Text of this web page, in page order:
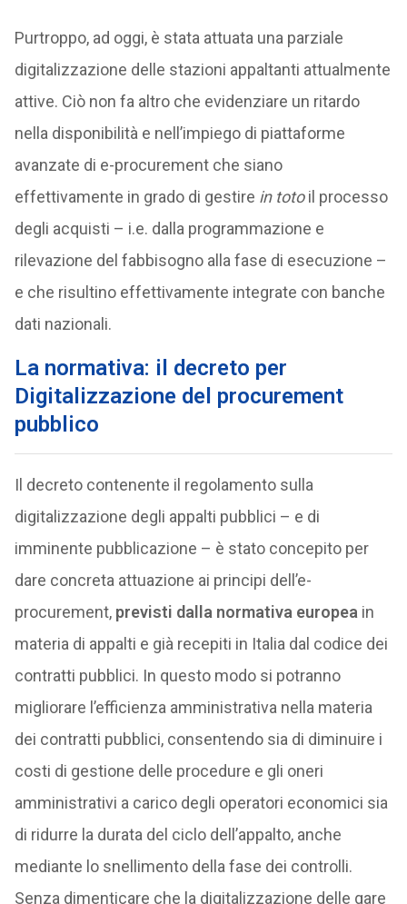
Purtroppo, ad oggi, è stata attuata una parziale
digitalizzazione delle stazioni appaltanti attualmente
attive. Ciò non fa altro che evidenziare un ritardo
nella disponibilità e nell’impiego di piattaforme
avanzate di e-procurement che siano
effettivamente in grado di gestire in totoil processo
degli acquisti – i.e. dalla programmazione e
rilevazione del fabbisogno alla fase di esecuzione –
e che risultino effettivamente integrate con banche
dati nazionali.
La normativa: il decreto per
Digitalizzazione del procurement
pubblico
Il decreto contenente il regolamento sulla
digitalizzazione degli appalti pubblici – e di
imminente pubblicazione – è stato concepito per
dare concreta attuazione ai principi dell’e-
procurement, previsti dalla normativa europea in
materia di appalti e già recepiti in Italia dal codice dei
contratti pubblici. In questo modo si potranno
migliorare l’efficienza amministrativa nella materia
dei contratti pubblici, consentendo sia di diminuire i
costi di gestione delle procedure e gli oneri
amministrativi a carico degli operatori economici sia
di ridurre la durata del ciclo dell’appalto, anche
mediante lo snellimento della fase dei controlli.
Senza dimenticare che la digitalizzazione delle gare